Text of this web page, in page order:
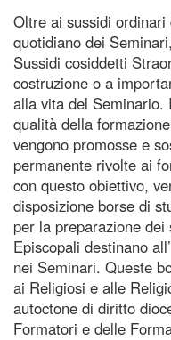
Oltre ai sussidi
quotidiano dei
Sussidi cosiddetti
costruzione o a
alla vita del
qualità della
vengono promosse e
permanente rivolte ai
con questo obiettivo,
disposizione borse di
per la preparazione
Episcopali destinano
nei Seminari. Queste
ai Religiosi e alle
autoctone di diritto
Formatori e delle